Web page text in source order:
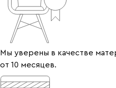
Мы уверены в качестве
от 10 месяцев.